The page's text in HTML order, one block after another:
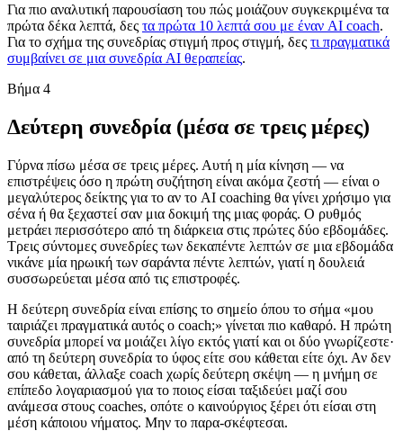
Για πιο αναλυτική παρουσίαση του πώς μοιάζουν συγκεκριμένα τα
πρώτα δέκα λεπτά, δες τα πρώτα 10 λεπτά σου με έναν AI coach.
Για το σχήμα της συνεδρίας στιγμή προς στιγμή, δες τι πραγματικά
συμβαίνει σε μια συνεδρία AI θεραπείας.
Βήμα 4
Δεύτερη συνεδρία (μέσα σε τρεις μέρες)
Γύρνα πίσω μέσα σε τρεις μέρες. Αυτή η μία κίνηση — να
επιστρέψεις όσο η πρώτη συζήτηση είναι ακόμα ζεστή — είναι ο
μεγαλύτερος δείκτης για το αν το AI coaching θα γίνει χρήσιμο για
σένα ή θα ξεχαστεί σαν μια δοκιμή της μιας φοράς. Ο ρυθμός
μετράει περισσότερο από τη διάρκεια στις πρώτες δύο εβδομάδες.
Τρεις σύντομες συνεδρίες των δεκαπέντε λεπτών σε μια εβδομάδα
νικάνε μία ηρωική των σαράντα πέντε λεπτών, γιατί η δουλειά
συσσωρεύεται μέσα από τις επιστροφές.
Η δεύτερη συνεδρία είναι επίσης το σημείο όπου το σήμα «μου
ταιριάζει πραγματικά αυτός ο coach;» γίνεται πιο καθαρό. Η πρώτη
συνεδρία μπορεί να μοιάζει λίγο εκτός γιατί και οι δύο γνωρίζεστε·
από τη δεύτερη συνεδρία το ύφος είτε σου κάθεται είτε όχι. Αν δεν
σου κάθεται, άλλαξε coach χωρίς δεύτερη σκέψη — η μνήμη σε
επίπεδο λογαριασμού για το ποιος είσαι ταξιδεύει μαζί σου
ανάμεσα στους coaches, οπότε ο καινούργιος ξέρει ότι είσαι στη
μέση κάποιου νήματος. Μην το παρα-σκέφτεσαι.